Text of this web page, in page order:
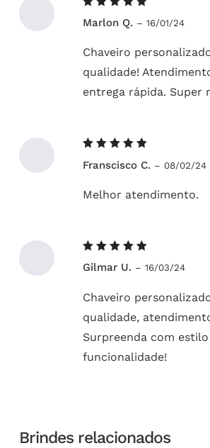
5de 5
Marlon Q. – 16/01/24
Chaveiro
qualidade!
entrega rápida. Super
5de 5
Franscisco C. – 08/02/24
Melhor atendimento.
5de 5
Gilmar U. – 16/03/24
Chaveiro
qualidade,
Surpreenda com
funcionalidade!
Brindes relacionados